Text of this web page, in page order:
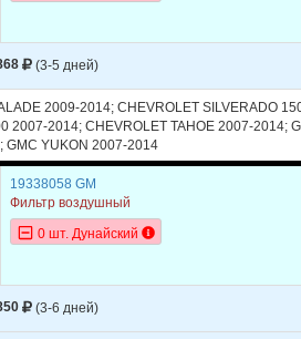
SILVERADO 1500
SILVERADO 1500
SILVERADO 1500
SILVERADO 1500
(3-5 дней)
2009-2014; CHEVROLET SILVERADO
2007-2014; CHEVROLET TAHOE 2007-2014;
GMC YUKON 2007-2014
19338058 GM
Фильтр воздушный
0 шт. Дунайский
(3-6 дней)